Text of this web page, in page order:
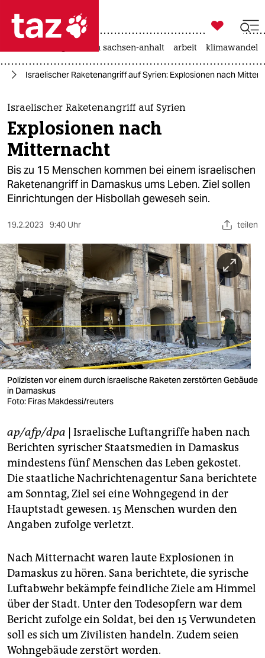
 taz zahl ich
taz zahl ich
themen
politik
öko
gesellschaft
sport
berlin
nord
wahrheit
verlag
verlag
veranstaltungen
fragen & hilfe
unterstützen
genossenschaft
epaper login

taz zahl ich
landtagswahl in sachsen-anhalt arbeit klimawandel
Israelischer Raketenangriff auf Syrien: Explosionen nach
Israelischer Raketenangriff auf Syrien
Explosionen nach
Mitternacht
Bis zu 15 Menschen kommen bei einem israelischen
Raketenangriff in Damaskus ums Leben. Ziel sollen
Einrichtungen der Hisbollah geweseh sein.
19.2.2023 9:40 Uhr teilen
Polizisten vor einem durch israelische Raketen zerstörten Gebäude
in Damaskus
Foto: Firas Makdessi/reuters
ap/afp/dpa | Israelische Luftangriffe haben nach
Berichten syrischer Staatsmedien in Damaskus
mindestens fünf Menschen das Leben gekostet.
Die staatliche Nachrichtenagentur Sana berichtete
am Sonntag, Ziel sei eine Wohngegend in der
Hauptstadt gewesen. 15 Menschen wurden den
Angaben zufolge verletzt.
Nach Mitternacht waren laute Explosionen in
Damaskus zu hören. Sana berichtete, die syrische
Luftabwehr bekämpfe feindliche Ziele am Himmel
über der Stadt. Unter den Todesopfern war dem
Bericht zufolge ein Soldat, bei den 15 Verwundeten
soll es sich um Zivilisten handeln. Zudem seien
Wohngebäude zerstört worden.